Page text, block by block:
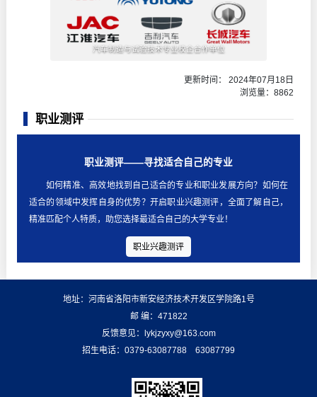
汽车制造与试验技术专业校企合作单位
更新时间： 2024年07月18日
浏览量： 8862
职业测评
职业测评——寻找适合自己的专业
如何精准、高效地找到自己适合的专业和职业发展方向？如何在
适合的领域中发挥自身的优势？开启职业兴趣测评，全面了解自己，
精准匹配个人特质，助您选择最适合自己的大学专业！
职业兴趣测评
地址：河南省洛阳市新安经济技术开发区学院路1号
邮 编：471822
反馈意见：lykjzyxy@163.com
招生电话：0379-63087788 63087799